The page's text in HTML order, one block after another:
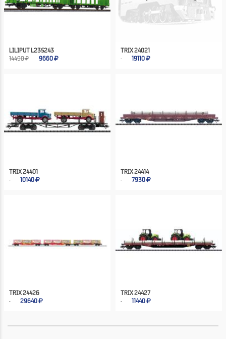
LILIPUT L235243
14490 ₽
9660
TRIX 24021
19110
TRIX 24401
10140
TRIX 24414
7930
TRIX 24426
29640
TRIX 24427
11440